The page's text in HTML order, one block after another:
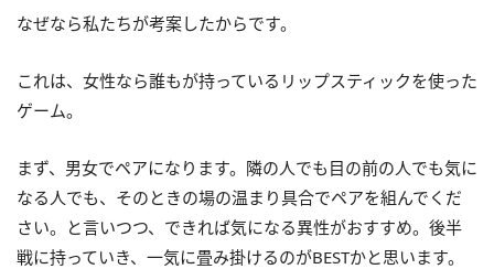
なぜなら私たちが考案したからです。
これは、女性なら誰もが持っているリップスティックを使った
ゲーム。
まず、男女でペアになります。隣の人でも目の前の人でも気に
なる人でも、そのときの場の温まり具合でペアを組んでくだ
さい。と言いつつ、できれば気になる異性がおすすめ。後半
戦に持っていき、一気に畳み掛けるのがBESTかと思います。